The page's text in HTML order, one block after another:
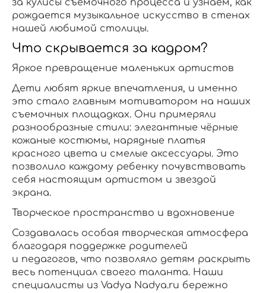
за кулисы съемочного процесса и узнаем, как
рождается музыкальное искусство в стенах
нашей любимой столицы.
Что скрывается за кадром?
Яркое превращение маленьких артистов
Дети любят яркие впечатления, и именно
это стало главным мотиватором на наших
съемочных площадках. Они примеряли
разнообразные стили: элегантные чёрные
кожаные костюмы, нарядные платья
красного цвета и смелые аксессуары. Это
позволило каждому ребенку почувствовать
себя настоящим артистом и звездой
экрана.
Творческое пространство и вдохновение
Создавалась особая творческая атмосфера
благодаря поддержке родителей
и педагогов, что позволяло детям раскрыть
весь потенциал своего таланта. Наши
специалисты из Vadya Nadya.ru бережно